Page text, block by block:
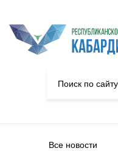
Все новости